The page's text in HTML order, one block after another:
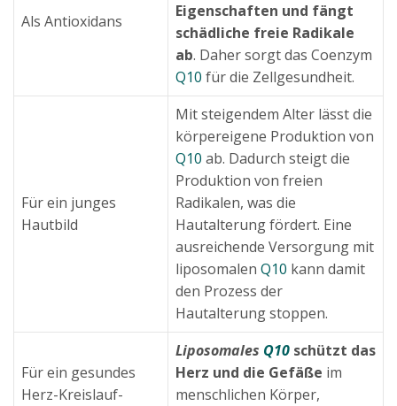
Als Antioxidans
Eigenschaften und fängt
schädliche freie Radikale
ab. Daher sorgt das Coenzym
Q10 für die Zellgesundheit.
Für ein junges
Hautbild
Mit steigendem Alter lässt die
körpereigene Produktion von
Q10 ab. Dadurch steigt die
Produktion von freien
Radikalen, was die
Hautalterung fördert. Eine
ausreichende Versorgung mit
liposomalen Q10 kann damit
den Prozess der
Hautalterung stoppen.
Für ein gesundes
Herz-Kreislauf-
Liposomales Q10 schützt das
Herz und die Gefäße im
menschlichen Körper,